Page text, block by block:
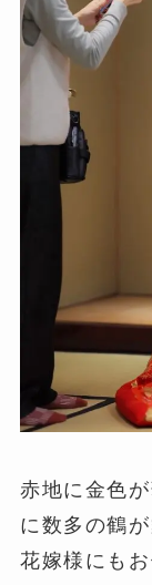
赤地に金色
に数多の鶴
花嫁様にも